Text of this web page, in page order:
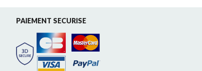
PAIEMENT SECURISE